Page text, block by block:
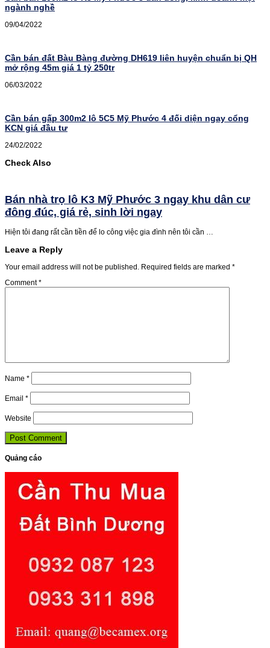
ngành nghề
09/04/2022
Cần bán đất Bàu Bàng đường DH619 liên huyện chuẩn bị QH
mở rộng 45m giá 1 tỷ 250tr
06/03/2022
Cần bán gấp 300m2 lô 5C5 Mỹ Phước 4 đối diện ngay cổng
KCN giá đầu tư
24/02/2022
Check Also
Bán nhà trọ lô K3 Mỹ Phước 3 ngay khu dân cư
đông đúc, giá rẻ, sinh lời ngay
Hiện tôi đang rất cần tiền để lo công việc gia đình nên tôi cần …
Leave a Reply
Your email address will not be published. Required fields are marked *
Comment*
Name *
Email *
Website
Quảng cáo